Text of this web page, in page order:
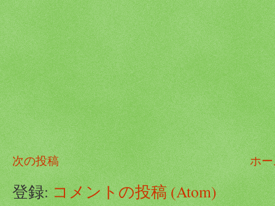
次の投稿 ホ
登録:コメントの投稿 (Atom)